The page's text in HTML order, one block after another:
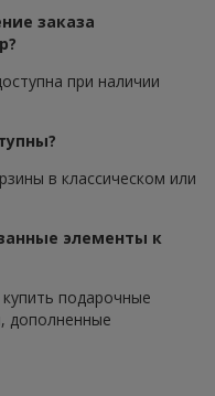
заказа
при наличии
в классическом или
элементы к
подарочные
дополненные